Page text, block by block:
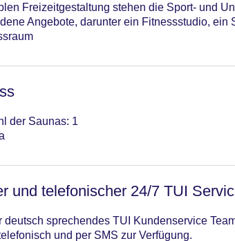
Freizeitgestaltung stehen die Sport- und
Angebote, darunter ein Fitnessstudio, ein
der Saunas: 1
und telefonischer 24/7 TUI
deutsch sprechendes TUI Kundenservice
und per SMS zur Verfügung.